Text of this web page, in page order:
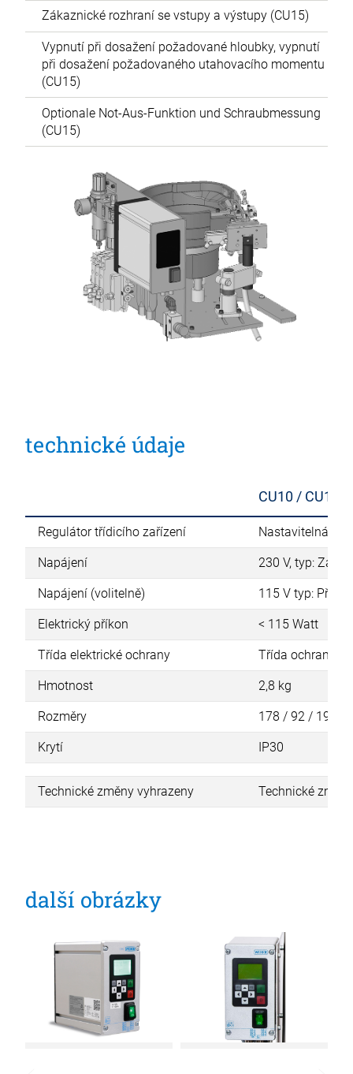
Zákaznické rozhraní se vstupy a výstupy (CU15)
Vypnutí při dosažení požadované hloubky, vypnutí
při dosažení požadovaného utahovacího momentu
(CU15)
Optionale Not-Aus-Funktion und Schraubmessung
(CU15)
technické údaje
CU10 / CU15
Regulátor třídicího zařízení Nastavitelná
Napájení 230 V, typ:
Napájení (volitelně) 115 V typ:
Elektrický příkon < 115 Watt
Třída elektrické ochrany Třída ochrany 1
Hmotnost 2,8 kg
Rozměry 178 / 92 / 192
Krytí IP30
Technické změny vyhrazeny Technické
další obrázky